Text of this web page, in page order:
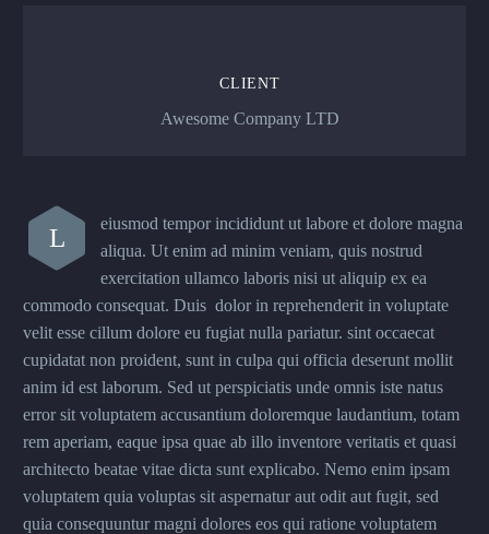
CLIENT
Awesome Company LTD
L
eiusmod tempor incididunt ut labore et dolore magna
aliqua. Ut enim ad minim veniam, quis nostrud
exercitation ullamco laboris nisi ut aliquip ex ea
commodo consequat. Duis dolor in reprehenderit in voluptate
velit esse cillum dolore eu fugiat nulla pariatur. sint occaecat
cupidatat non proident, sunt in culpa qui officia deserunt mollit
anim id est laborum. Sed ut perspiciatis unde omnis iste natus
error sit voluptatem accusantium doloremque laudantium, totam
rem aperiam, eaque ipsa quae ab illo inventore veritatis et quasi
architecto beatae vitae dicta sunt explicabo. Nemo enim ipsam
voluptatem quia voluptas sit aspernatur aut odit aut fugit, sed
quia consequuntur magni dolores eos qui ratione voluptatem